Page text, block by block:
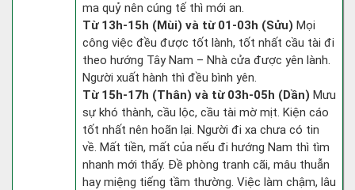
ma quỷ nên cúng tế thì mới an.
Từ 13h-15h (Mùi) và từ 01-03h (Sửu) Mọi
công việc đều được tốt lành, tốt nhất cầu tài đi
theo hướng Tây Nam – Nhà cửa được yên lành.
Người xuất hành thì đều bình yên.
Từ 15h-17h (Thân) và từ 03h-05h (Dần) Mưu
sự khó thành, cầu lộc, cầu tài mờ mịt. Kiện cáo
tốt nhất nên hoãn lại. Người đi xa chưa có tin
về. Mất tiền, mất của nếu đi hướng Nam thì tìm
nhanh mới thấy. Đề phòng tranh cãi, mâu thuẫn
hay miệng tiếng tầm thường. Việc làm chậm, lâu